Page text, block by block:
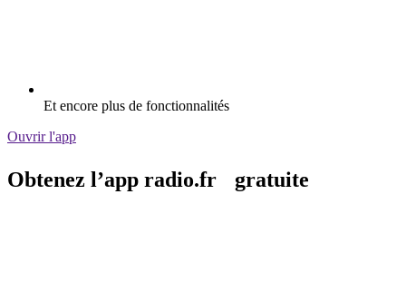
Et encore plus de fonctionnalités
Ouvrir l'app
Obtenez l’app radio.fr gratuite